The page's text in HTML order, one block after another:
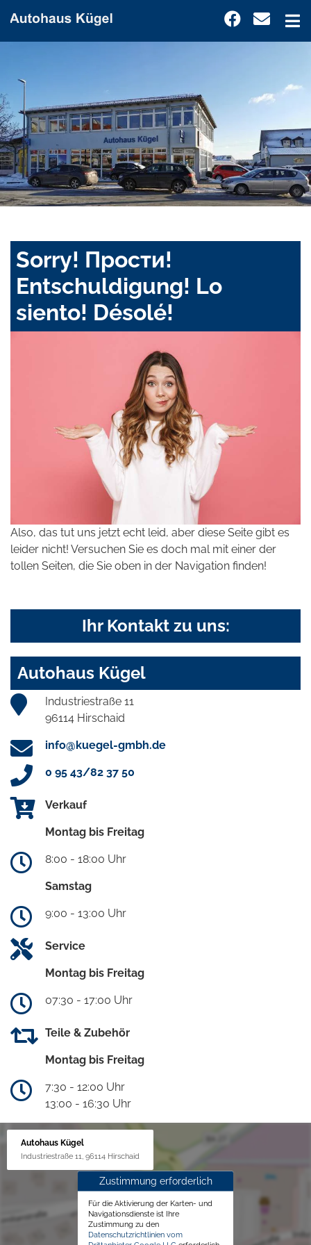
Sorry! Прости!
Entschuldigung! Lo
siento! Désolé!
Also, das tut uns jetzt echt leid, aber diese Seite gibt es
leider nicht! Versuchen Sie es doch mal mit einer der
tollen Seiten, die Sie oben in der Navigation finden!
Ihr Kontakt zu uns:
Autohaus Kügel
Industriestraße 11
96114 Hirschaid
info@kuegel-gmbh.de
0 95 43/82 37 50
Verkauf
Montag bis Freitag
8:00 - 18:00 Uhr
Samstag
9:00 - 13:00 Uhr
Service
Montag bis Freitag
07:30 - 17:00 Uhr
Teile & Zubehör
Montag bis Freitag
7:30 - 12:00 Uhr
13:00 - 16:30 Uhr
Autohaus Kügel
Industriestraße 11, 96114 Hirschaid
Zustimmung erforderlich
Für die Aktivierung der Karten- und
Navigationsdienste ist Ihre
Zustimmung zu den
Datenschutzrichtlinien vom